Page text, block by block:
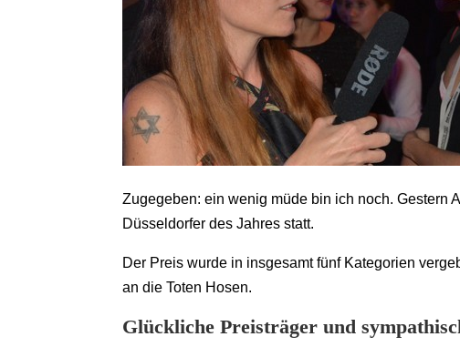
Zugegeben: ein wenig müde bin ich noch. Gestern
Düsseldorfer des Jahres statt.
Der Preis wurde in insgesamt fünf Kategorien
an die Toten Hosen.
Glückliche Preisträger und